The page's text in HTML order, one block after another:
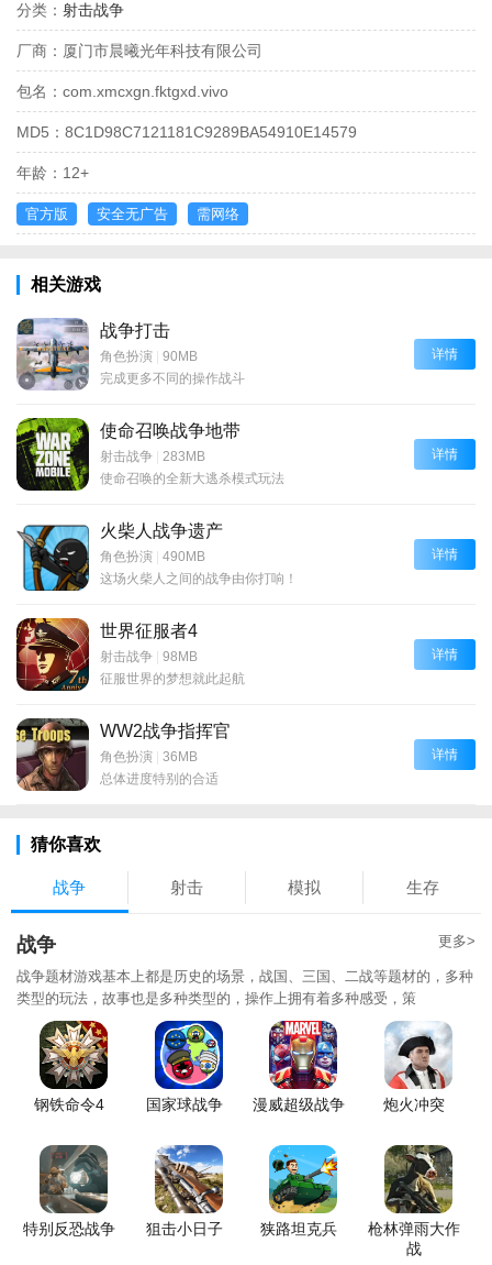
分类： 射击战争
厂商： 厦门市晨曦光年科技有限公司
包名： com.xmcxgn.fktgxd.vivo
MD5： 8C1D98C7121181C9289BA54910E14579
年龄： 12+
官方版 安全无广告 需网络
相关游戏
战争打击
角色扮演 | 90MB
完成更多不同的操作战斗
详情
使命召唤战争地带
射击战争 | 283MB
使命召唤的全新大逃杀模式玩法
详情
火柴人战争遗产
角色扮演 | 490MB
这场火柴人之间的战争由你打响！
详情
世界征服者4
射击战争 | 98MB
征服世界的梦想就此起航
详情
WW2战争指挥官
角色扮演 | 36MB
总体进度特别的合适
详情
猜你喜欢
战争 射击 模拟 生存
战争 更多>
战争题材游戏基本上都是历史的场景，战国、三国、二战等题材的，多种
类型的玩法，故事也是多种类型的，操作上拥有着多种感受，策
钢铁命令4 国家球战争 漫威超级战争 炮火冲突
特别反恐战争 狙击小日子 狭路坦克兵
枪林弹雨大作
战